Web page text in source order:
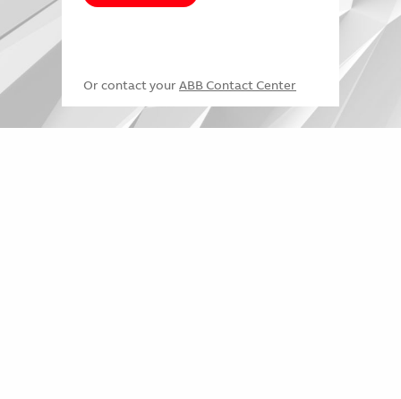
Or contact your ABB Contact Center